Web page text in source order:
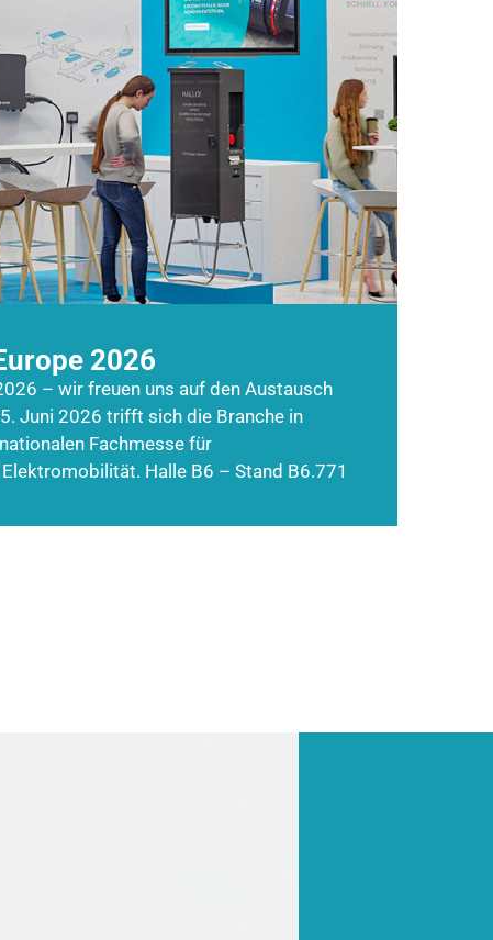
2026
– wir freuen uns auf den Austausch
Juni 2026 trifft sich die Branche in
Fachmesse für
Halle B6 – Stand B6.771